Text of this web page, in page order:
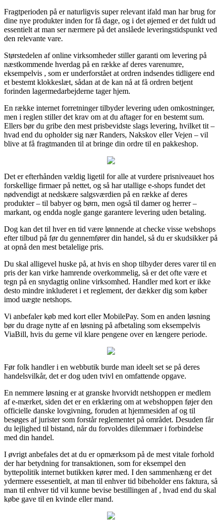
Fragtperioden på er naturligvis super relevant ifald man har brug for
dine nye produkter inden for få dage, og i det øjemed er det fuldt ud
essentielt at man ser nærmere på det anslåede leveringstidspunkt ved
den relevante vare.
Størstedelen af online virksomheder stiller garanti om levering på
næstkommende hverdag på en række af deres varenumre,
eksempelvis , som er underforstået at ordren indsendes tidligere end
et bestemt klokkeslæt, sådan at de kan nå at få ordren betjent
forinden lagermedarbejderne tager hjem.
En række internet forretninger tilbyder levering uden omkostninger,
men i reglen stiller det krav om at du aftager for en bestemt sum.
Ellers bør du gribe den mest prisbevidste slags levering, hvilket tit –
hvad end du opholder sig nær Randers, Nakskov eller Vejen – vil
blive at få fragtmanden til at bringe din ordre til en pakkeshop.
Det er efterhånden vældig ligetil for alle at vurdere prisniveauet hos
forskellige firmaer på nettet, og så har utallige e-shops fundet det
nødvendigt at nedskære salgsværdien på en række af deres
produkter – til babyer og børn, men også til damer og herrer –
markant, og endda nogle gange garantere levering uden betaling.
Dog kan det til hver en tid være lønnende at checke visse webshops
efter tilbud på før du gennemfører din handel, så du er skudsikker på
at opnå den mest betalelige pris.
Du skal alligevel huske på, at hvis en shop tilbyder deres varer til en
pris der kan virke hamrende overkommelig, så er det ofte være et
tegn på en snydagtig online virksomhed. Handler med kort er ikke
desto mindre inkluderet i et reglement, der dækker dig som køber
imod uægte netshops.
Vi anbefaler køb med kort eller MobilePay. Som en anden løsning
bør du drage nytte af en løsning på afbetaling som eksempelvis
ViaBill, hvis du gerne vil klare pengene over en længere periode.
Før folk handler i en webbutik burde man ideelt set se på deres
handelsvilkår, det er dog uden tvivl en omfattende opgave.
En nemmere løsning er at granske hvorvidt netshoppen er medlem
af e-mærket, siden det er en erklæring om at webshoppen føjer den
officielle danske lovgivning, foruden at hjemmesiden af og til
besøges af jurister som forstår reglementet på området. Desuden får
du lejlighed til bistand, når du forvoldes dilemmaer i forbindelse
med din handel.
I øvrigt anbefales det at du er opmærksom på de mest vitale forhold
der har betydning for transaktionen, som for eksempel den
byttepolitik internet butikken kører med. I den sammenhæng er det
ydermere essesentielt, at man til enhver tid bibeholder ens faktura, så
man til enhver tid vil kunne bevise bestillingen af , hvad end du skal
købe gave til en kvinde eller mand.